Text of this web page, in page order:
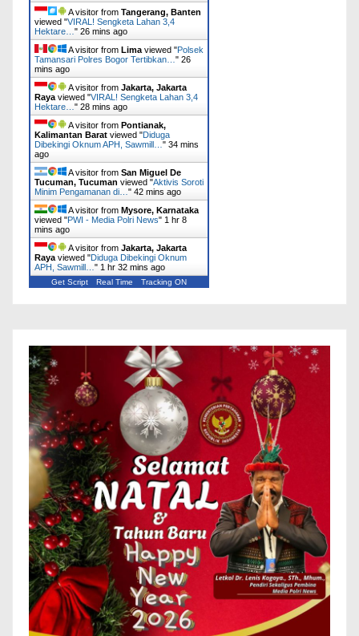
A visitor from Tangerang, Banten
viewed "VIRAL! Sengketa Lahan 3,4
Hektare… " 26 mins ago
A visitor from Lima viewed "Polsek
Tamansari Polres Bogor Tertibkan… " 26
mins ago
A visitor from Jakarta, Jakarta
Raya viewed "VIRAL! Sengketa Lahan 3,4
Hektare… " 28 mins ago
A visitor from Pontianak,
Kalimantan Barat viewed "Diduga
Dibekingi Oknum APH, Sawmill… " 34 mins
ago
A visitor from San Miguel De
Tucuman, Tucuman viewed "Aktivis Soroti
Minim Pengamanan di… " 42 mins ago
A visitor from Mysore, Karnataka
viewed "PWI - Media Polri News" 1 hr 8
mins ago
A visitor from Jakarta, Jakarta
Raya viewed "Diduga Dibekingi Oknum
APH, Sawmill… " 1 hr 32 mins ago
Get Script Real Time Tracking ON